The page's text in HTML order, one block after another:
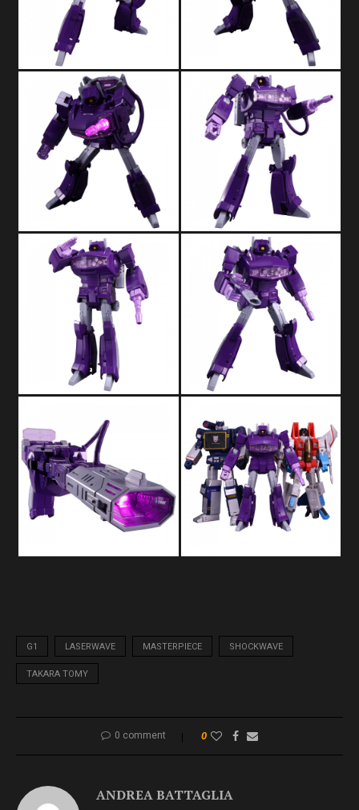
G1 LASERWAVE MASTERPIECE SHOCKWAVE
TAKARA TOMY
0 comment 0
ANDREA BATTAGLIA